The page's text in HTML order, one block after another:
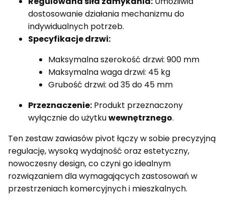
dostosowanie działania mechanizmu do
indywidualnych potrzeb.
Specyfikacje drzwi:
Maksymalna szerokość drzwi: 900 mm
Maksymalna waga drzwi: 45 kg
Grubość drzwi: od 35 do 45 mm
Przeznaczenie: Produkt przeznaczony
wyłącznie do użytkuwewnętrznego.
Ten zestaw zawiasów pivot łączy w sobie precyzyjną
regulację, wysoką wydajność oraz estetyczny,
nowoczesny design, co czyni go idealnym
rozwiązaniem dla wymagających zastosowań w
przestrzeniach komercyjnych i mieszkalnych.